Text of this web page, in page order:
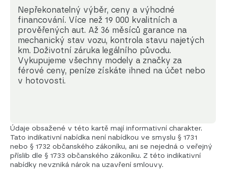
Nepřekonatelný výběr, ceny a výhodné
financování. Více než 19 000 kvalitních a
prověřených aut. Až 36 měsíců garance na
mechanický stav vozu, kontrola stavu najetých
km. Doživotní záruka legálního původu.
Vykupujeme všechny modely a značky za
férové ceny, peníze získáte ihned na účet nebo
v hotovosti.
Údaje obsažené v této kartě mají informativní charakter.
Tato indikativní nabídka není nabídkou ve smyslu § 1731
nebo § 1732 občanského zákoníku, ani se nejedná o veřejný
příslib dle § 1733 občanského zákoníku. Z této indikativní
nabídky nevzniká nárok na uzavření smlouvy.